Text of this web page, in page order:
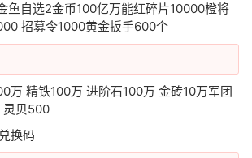
鱼自选2金币100亿万能红碎片10000橙将
招募令1000黄金扳手600个
万 精铁100万 进阶石100万 金砖10万军团
灵贝500
换码